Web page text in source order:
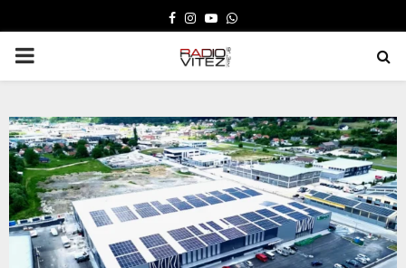
FACEBOOK
INSTAGRAM
YOUTUBE
WHATSAPP
PRIMARY